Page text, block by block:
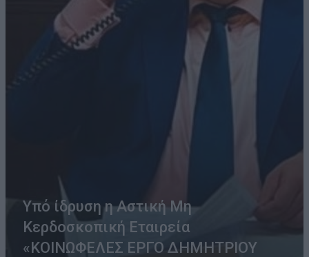
Υπό ίδρυση η Αστική Μη
Κερδοσκοπική Εταιρεία
«ΚΟΙΝΩΦΕΛΕΣ ΕΡΓΟ ΔΗΜΗΤΡΙΟΥ